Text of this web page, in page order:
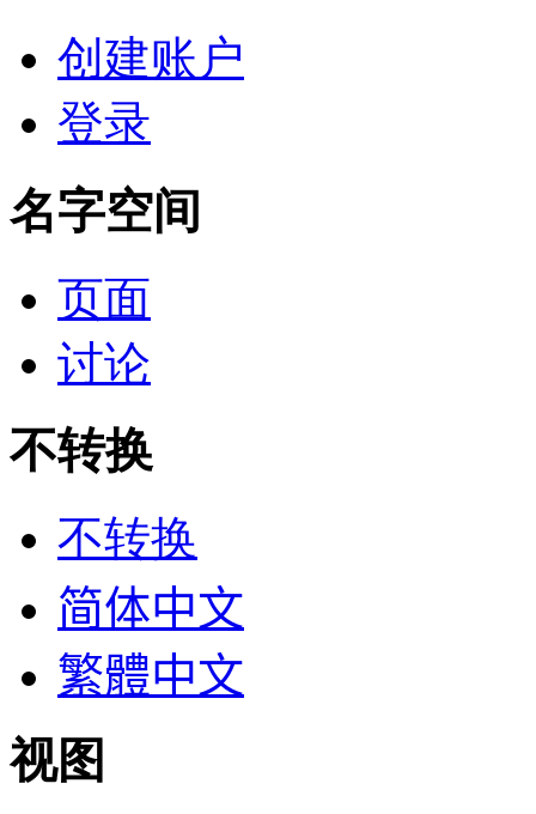
创建账户
登录
名字空间
页面
讨论
不转换
不转换
简体中文
繁體中文
视图